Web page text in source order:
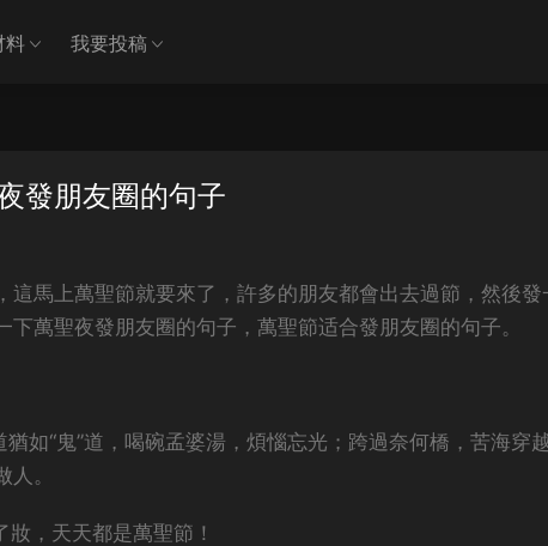
料 我要投稿
發朋友圈的句子
馬上萬聖節就要來了，許多的朋友都會出去過節，然後發
萬聖夜發朋友圈的句子，萬聖節适合發朋友圈的句子。
如“鬼”道，喝碗孟婆湯，煩惱忘光；跨過奈何橋，苦海穿越
。
，天天都是萬聖節！